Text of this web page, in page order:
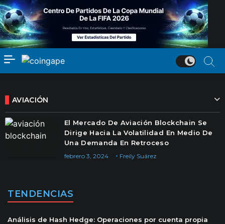
AVIACIÓN
El Mercado De Aviación Blockchain Se
Dirige Hacia La Volatilidad En Medio De
Una Demanda En Retroceso
Freily Suárez
febrero 3, 2024
TENDENCIAS
Análisis de Hash Hedge: Operaciones por cuenta propia